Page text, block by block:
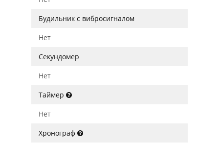
Будильник с вибросигналом
Нет
Секундомер
Нет
Таймер
Нет
Хронограф